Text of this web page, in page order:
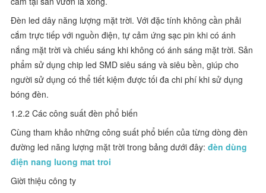
Đèn led dây năng lượng mặt trời. Với đặc tính không cần phải
cắm trực tiếp với nguồn điện, tự cảm ứng sạc pin khi có ánh
nắng mặt trời và chiếu sáng khi không có ánh sáng mặt trời. Sản
phẩm sử dụng chip led SMD siêu sáng và siêu bền, giúp cho
người sử dụng có thể tiết kiệm được tối đa chi phí khi sử dụng
bóng đèn.
1.2.2 Các công suất đèn phổ biến
Cùng tham khảo những công suất phổ biến của từng dòng đèn
đường led năng lượng mặt trời trong bảng dưới đây:đèn dùng
điện nang luong mat troi
Giời thiệu công ty